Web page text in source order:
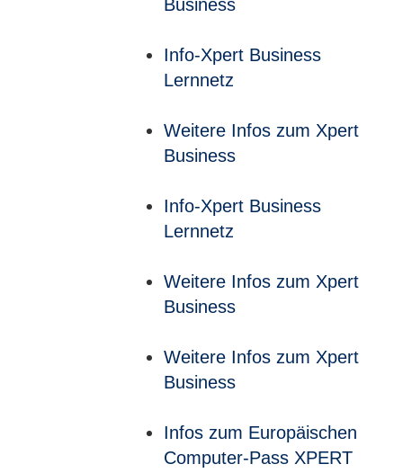
Business
Info-Xpert Business
Lernnetz
Weitere Infos zum Xpert
Business
Info-Xpert Business
Lernnetz
Weitere Infos zum Xpert
Business
Weitere Infos zum Xpert
Business
Infos zum Europäischen
Computer-Pass XPERT